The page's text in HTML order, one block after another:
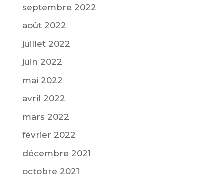
septembre 2022
août 2022
juillet 2022
juin 2022
mai 2022
avril 2022
mars 2022
février 2022
décembre 2021
octobre 2021